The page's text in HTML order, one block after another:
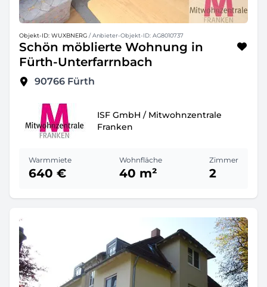
Objekt-ID: WUXBNERG / Anbieter-Objekt-ID: AG8010737
Schön möblierte Wohnung in
Fürth-Unterfarrnbach
90766 Fürth
ISF GmbH / Mitwohnzentrale
Franken
Warmmiete
640 €
Wohnfläche
40 m²
Zimmer
2